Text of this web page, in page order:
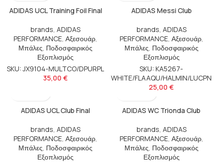
ADIDAS UCL Training Foil Final
brands, ADIDAS
PERFORMANCE, Αξεσουάρ,
Μπάλες, Ποδοσφαιρικός
Εξοπλισμός
SKU: JX9104-MULTCO/DPURPL
35,00 €
ADIDAS Messi Club
brands, ADIDAS
PERFORMANCE, Αξεσουάρ,
Μπάλες, Ποδοσφαιρικός
Εξοπλισμός
SKU: KA5267-
WHITE/FLAAQU/HALMIN/LUCPN
25,00 €
ADIDAS UCL Club Final
brands, ADIDAS
PERFORMANCE, Αξεσουάρ,
Μπάλες, Ποδοσφαιρικός
Εξοπλισμός
ADIDAS WC Trionda Club
brands, ADIDAS
PERFORMANCE, Αξεσουάρ,
Μπάλες, Ποδοσφαιρικός
Εξοπλισμός